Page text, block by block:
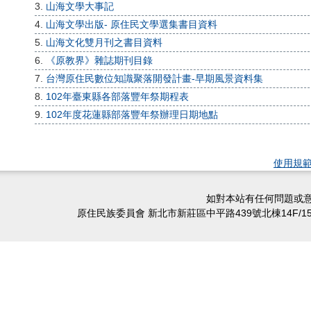
3. 山海文學大事記
4. 山海文學出版- 原住民文學選集書目資料
5. 山海文化雙月刊之書目資料
6.
《原教界》雜誌期刊目錄
7. 台灣原住民數位知識聚落開發計畫-早期風景資料集
8. 102年臺東縣各部落豐年祭期程表
9. 102年度花蓮縣部落豐年祭辦理日期地點
使用規
如對本站有任何問題或
原住民族委員會 新北市新莊區中平路439號北棟